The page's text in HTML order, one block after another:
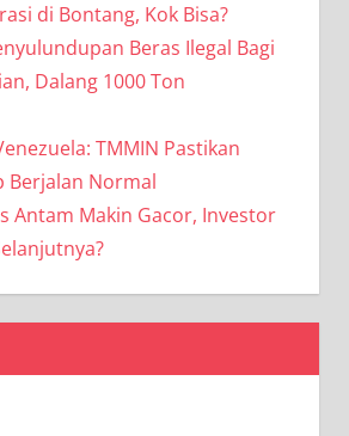
di Bontang, Kok Bisa?
Beras Ilegal Bagi
Dalang 1000 Ton
TMMIN Pastikan
Berjalan Normal
Antam Makin Gacor, Investor